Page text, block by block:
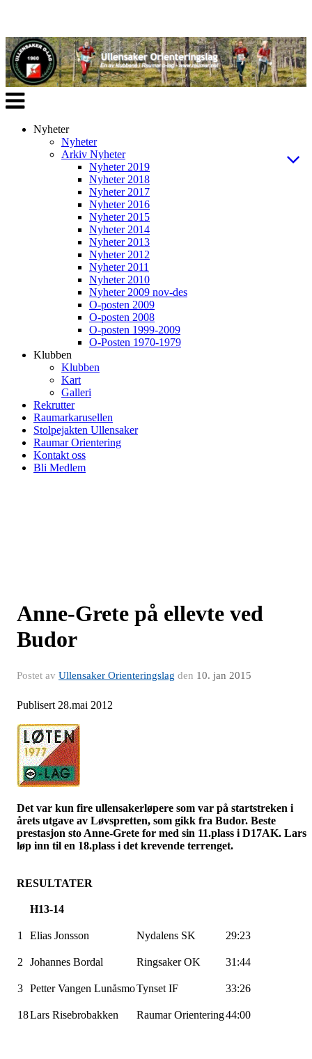
Veksle
navigasjon
Nyheter
Nyheter
Arkiv Nyheter
Nyheter 2019
Nyheter 2018
Nyheter 2017
Nyheter 2016
Nyheter 2015
Nyheter 2014
Nyheter 2013
Nyheter 2012
Nyheter 2011
Nyheter 2010
Nyheter 2009 nov-des
O-posten 2009
O-posten 2008
O-posten 1999-2009
O-Posten 1970-1979
Klubben
Klubben
Kart
Galleri
Rekrutter
Raumarkarusellen
Stolpejakten Ullensaker
Raumar Orientering
Kontakt oss
Bli Medlem
Anne-Grete på ellevte ved
Budor
Postet av Ullensaker Orienteringslag den 10. jan 2015
Publisert 28.mai 2012
Det var kun fire ullensakerløpere som var på startstreken i
årets utgave av Løvspretten, som gikk fra Budor. Beste
prestasjon sto Anne-Grete for med sin 11.plass i D17AK. Lars
løp inn til en 18.plass i det krevende terrenget.
RESULTATER
H13-14
1 Elias Jonsson Nydalens SK 29:23
2 Johannes Bordal Ringsaker OK 31:44
3 Petter Vangen LunåsmoTynset IF 33:26
18Lars Risebrobakken RaumarOrientering44:00